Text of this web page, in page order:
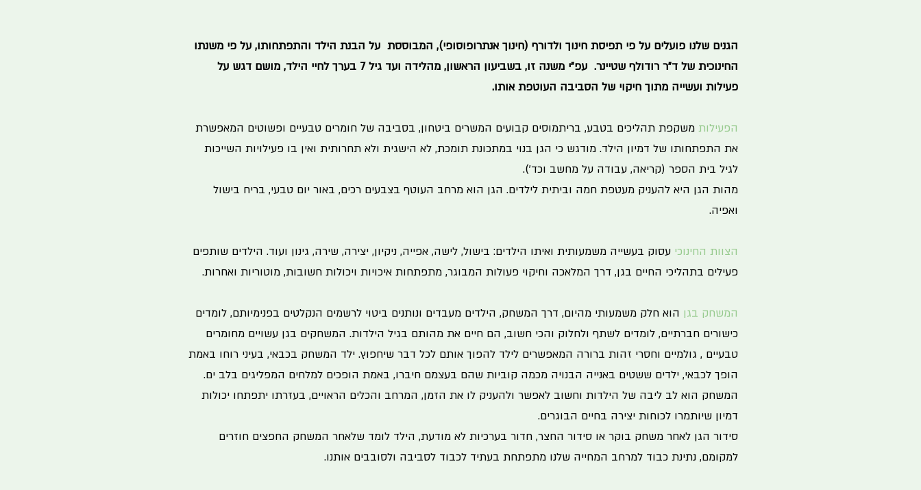
הגנים שלנו פועלים על פי תפיסת חינוך ולדורף (חינוך אנתרופוסופי), המבוססת על הבנת הילד והתפתחותו, על פי משנתו
החינוכית של ד"ר רודולף שטיינר.
עפ"י משנה זו, בשביעון הראשון, מהלידה ועד גיל 7 בערך לחיי הילד, מושם דגש על
פעילות ועשייה מתוך חיקוי של הסביבה העוטפת אותו.
הפעילות משקפת תהליכים בטבע, בריתמוסים קבועים המשרים ביטחון, בסביבה של חומרים טבעיים ופשוטים המאפשרת
את התפתחותו של דמיון הילד. מודגש כי הגן בנוי במתכונת תומכת, לא הישגית ולא תחרותית ואין בו פעילויות השייכות
לגיל בית הספר (קריאה, עבודה על מחשב וכד').
מהות הגן היא להעניק מעטפת חמה וביתית לילדים. הגן הוא מרחב העוטף בצבעים רכים, באור יום טבעי, בריח בישול
ואפיה.
הצוות החינוכי עסוק בעשייה משמעותית ואיתו הילדים: בישול, לישה, אפייה, ניקיון, יצירה, שירה, גינון ועוד. הילדים שותפים
פעילים בתהליכי החיים בגן, דרך המלאכה וחיקוי פעולות המבוגר, מתפתחות איכויות ויכולות חשובות, מוטוריות ואחרות.
המשחק בגן הוא חלק משמעותי מהיום, דרך המשחק, הילדים מעבדים ונותנים ביטוי לרשמים הנקלטים בפנימיותם, לומדים
כישורים חברתיים, לומדים לשתף ולחלוק והכי חשוב, הם חיים את מהותם בגיל הילדות. המשחקים בגן עשויים מחומרים
טבעיים , גולמיים וחסרי זהות ברורה המאפשרים לילד להפוך אותם לכל דבר שיחפוץ. ילד המשחק בכבאי, בעיני רוחו באמת
הופך לכבאי, ילדים ששטים באנייה הבנויה מכמה קוביות שהם בעצמם חיברו, באמת הופכים למלחים המפליגים בלב ים.
המשחק הוא לב ליבה של הילדות וחשוב לאפשר ולהעניק לו את הזמן, המרחב והכלים הראויים, בעזרתו יתפתחו יכולות
דמיון שיותמרו לכוחות יצירה בחיים הבוגרים.
סידור הגן לאחר משחק בוקר או סידור החצר, חדור בערכיות לא מודעת, הילד לומד שלאחר המשחק החפצים חוזרים
למקומם, נתינת כבוד למרחב המחייה שלנו מתפתחת בעתיד לכבוד לסביבה ולסובבים אותנו.